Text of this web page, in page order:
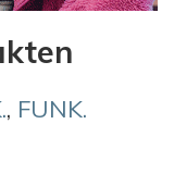
, FUNK.